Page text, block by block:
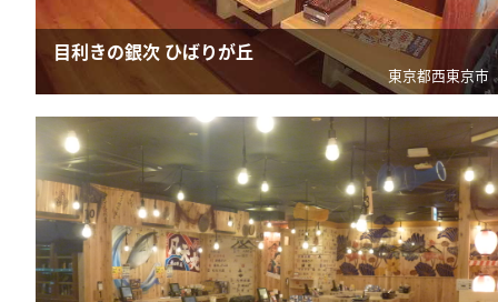
目利きの銀次 ひばりが丘
東京都西東京市